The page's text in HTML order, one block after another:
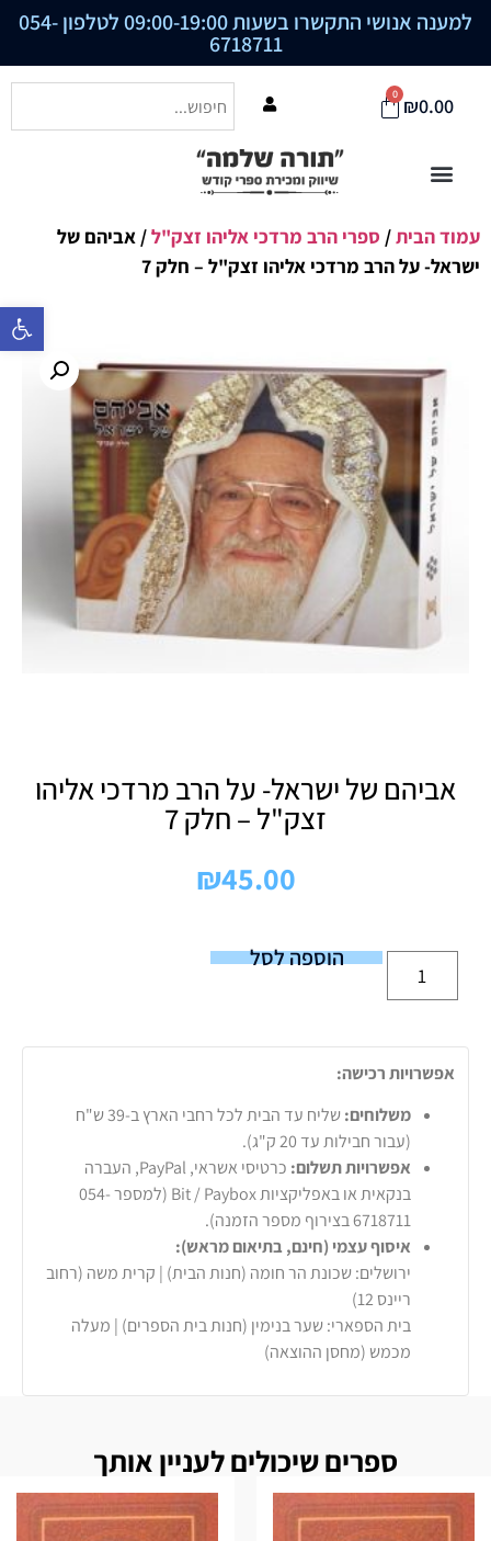
פתח סרגל
למענה אנושי התקשרו בשעות 09:00-19:00 לטלפון 054-
6718711
₪0.00
0
עמוד הבית/ ספרי הרב מרדכי אליהו זצק"ל/ אביהם של
ישראל- על הרב מרדכי אליהו זצק"ל – חלק 7
אביהם של ישראל- על הרב מרדכי אליהו
זצק"ל – חלק 7
₪45.00
הוספה לסל
אפשרויות רכישה:
משלוחים:
שליח עד הבית לכל רחבי הארץ ב-39 ש"ח
(עבור חבילות עד 20 ק"ג).
אפשרויות תשלום:
כרטיסי אשראי, PayPal, העברה
בנקאית או באפליקציות Bit / Paybox (למספר 054-
6718711 בצירוף מספר הזמנה).
איסוף עצמי (חינם, בתיאום מראש):
ירושלים: שכונת הר חומה (חנות הבית) | קרית משה (רחוב
ריינס 12)
בית הספארי: שער בנימין (חנות בית הספרים) | מעלה
מכמש (מחסן ההוצאה)
ספרים שיכולים לעניין אותך